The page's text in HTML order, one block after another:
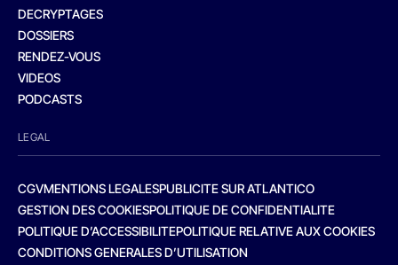
DECRYPTAGES
DOSSIERS
RENDEZ-VOUS
VIDEOS
PODCASTS
LEGAL
CGVMENTIONS LEGALESPUBLICITE SUR ATLANTICO
GESTION DES COOKIESPOLITIQUE DE CONFIDENTIALITE
POLITIQUE D’ACCESSIBILITEPOLITIQUE RELATIVE AUX COOKIES
CONDITIONS GENERALES D’UTILISATION